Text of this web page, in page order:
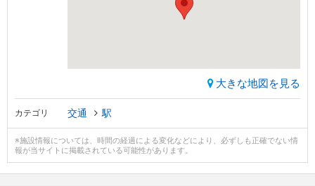
大きな地図を見る
カテゴリ 交通 駅
※施設情報については、時間の経過による変化などにより、必ずしも正確でない情
報が当サイトに掲載されている可能性があります。